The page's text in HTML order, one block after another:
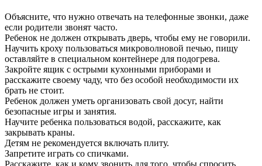
Объясните, что нужно отвечать на телефонные звонки, даже
если родители звонят часто.
Ребенок не должен открывать дверь, чтобы ему не говорили.
Научить кроху пользоваться микроволновой печью, пищу
оставляйте в специальном контейнере для подогрева.
Закройте ящик с острыми кухонными приборами и
расскажите своему чаду, что без особой необходимости их
брать не стоит.
Ребенок должен уметь организовать свой досуг, найти
безопасные игры и занятия.
Научите ребенка пользоваться водой, расскажите, как
закрывать краны.
Детям не рекомендуется включать плиту.
Запретите играть со спичками.
Расскажите, как и кому звонить для того, чтобы спросить